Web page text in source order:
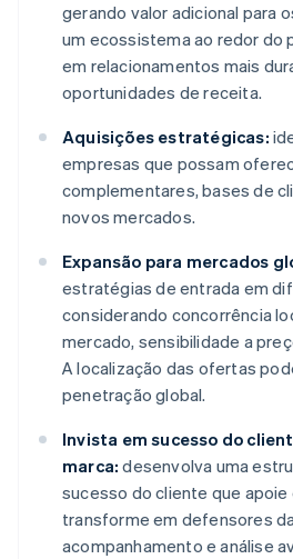
gerando valor adicional para
um ecossistema ao redor do
em relacionamentos mais
oportunidades de receita.
Aquisições estratégicas:
empresas que possam
complementares, bases de
novos mercados.
Expansão para mercados
estratégias de entrada em
considerando concorrência
mercado, sensibilidade a
A localização das ofertas
penetração global.
Invista em sucesso do
marca: desenvolva uma
sucesso do cliente que
transforme em defensores
acompanhamento e análise